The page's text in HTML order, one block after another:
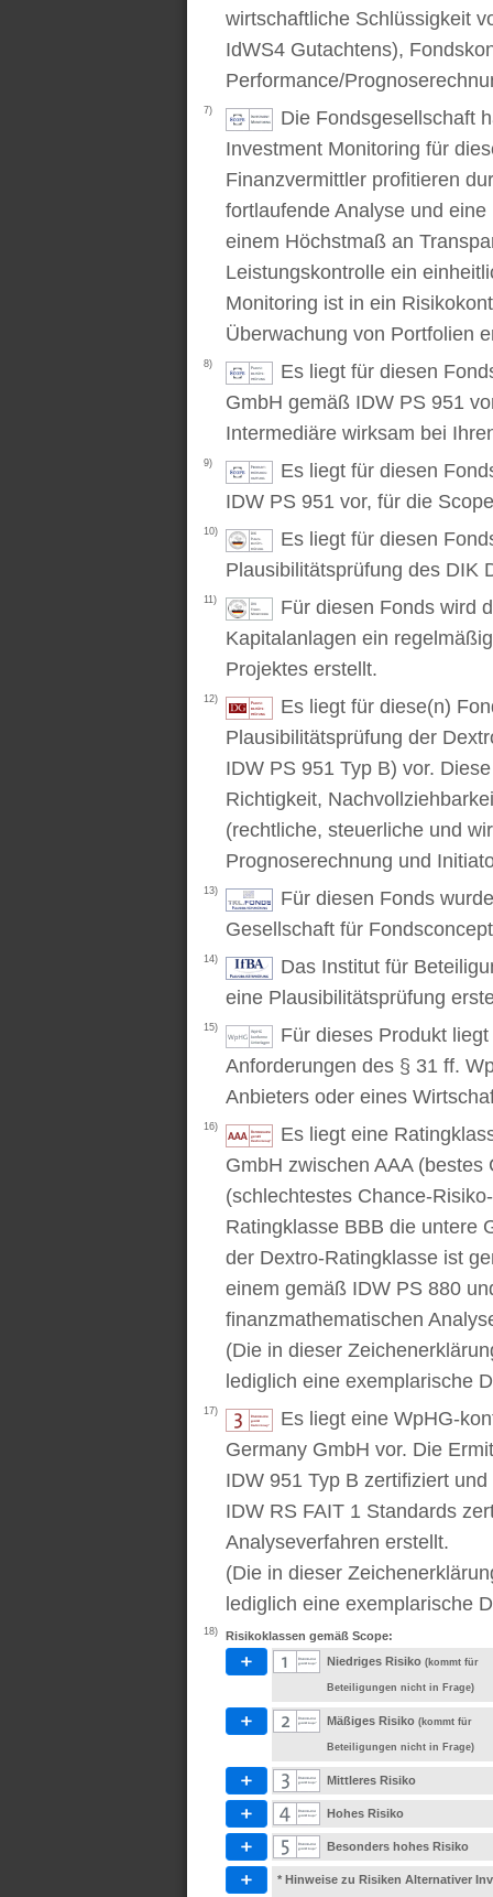
wirtschaftliche Schlüssigkeit
IdWS4 Gutachtens),
Performance/
7)
Die Fondsgesellschaft
Investment Monitoring für
Finanzvermittler profitieren
fortlaufende Analyse und
einem Höchstmaß an
Leistungskontrolle ein
Monitoring ist in ein
Überwachung von Portfolien
8)
Es liegt für diesen
GmbH gemäß IDW PS 951
Intermediäre wirksam bei
9)
Es liegt für diesen
IDW PS 951 vor, für die
10)
Es liegt für diesen
Plausibilitätsprüfung des DIK
11)
Für diesen Fonds wird
Kapitalanlagen ein
Projektes erstellt.
12)
Es liegt für diese(n)
Plausibilitätsprüfung der
IDW PS 951 Typ B) vor.
Richtigkeit,
(rechtliche, steuerliche und
Prognoserechnung und
13)
Für diesen Fonds
Gesellschaft für
14)
Das Institut für
eine Plausibilitätsprüfung
15)
Für dieses Produkt
Anforderungen des § 31 ff.
Anbieters oder eines
16)
Es liegt eine
GmbH zwischen AAA
(schlechtestes Chance-
Ratingklasse BBB die untere
der Dextro-Ratingklasse ist
einem gemäß IDW PS 880
finanzmathematischen
(Die in dieser
lediglich eine exemplarische
17)
Es liegt eine WpHG-
Germany GmbH vor. Die
IDW 951 Typ B zertifiziert
IDW RS FAIT 1 Standards
Analyseverfahren erstellt.
(Die in dieser
lediglich eine exemplarische
18)
Risikoklassen gemäß Scope:
Niedriges Risiko (kommt für
Beteiligungen nicht in Frage)
Mäßiges Risiko (kommt für
Beteiligungen nicht in Frage)
Mittleres Risiko
Hohes Risiko
Besonders hohes Risiko
* Hinweise zu Risiken Alternativer